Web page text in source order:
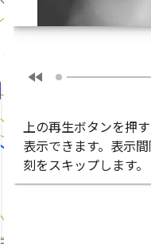
fast_rewind
上の再生ボタンを押
表示できます。表示
刻をスキップします。